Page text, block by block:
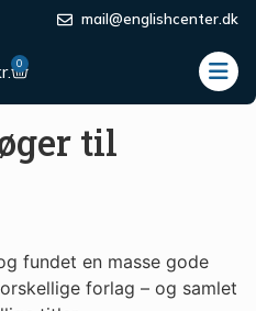
mail@englishcenter.dk
0
Frilæsning/ 30 blandede
til
fundet en masse gode
forlag – og samlet